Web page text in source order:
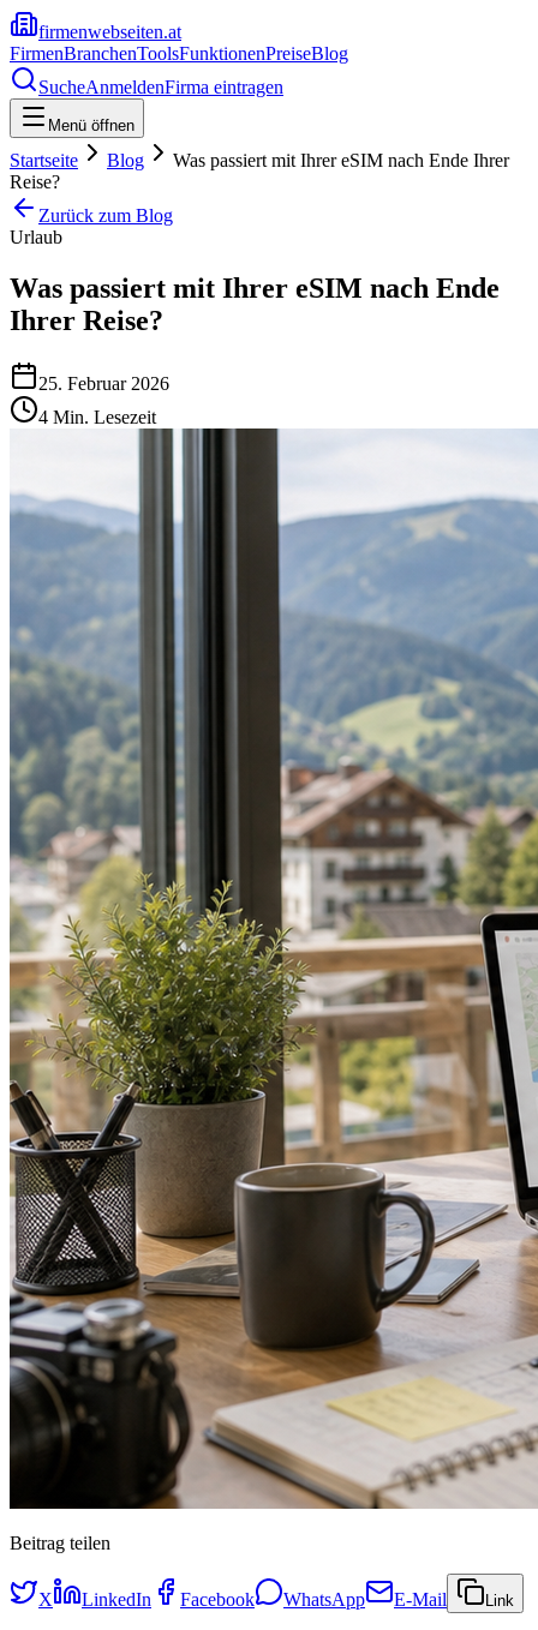
firmenwebseiten.at
FirmenBranchenToolsFunktionenPreiseBlog
SucheAnmeldenFirma eintragen
Menü öffnen
Startseite Blog
Was passiert mit Ihrer eSIM nach Ende Ihrer
Reise?
Zurück zum Blog
Urlaub
Was passiert mit Ihrer eSIM nach Ende
Ihrer Reise?
25. Februar 2026
4 Min. Lesezeit
Beitrag teilen
X LinkedIn Facebook WhatsApp E-Mail Link